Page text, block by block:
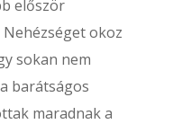
először
okoz
sokan nem
barátságos
maradnak a